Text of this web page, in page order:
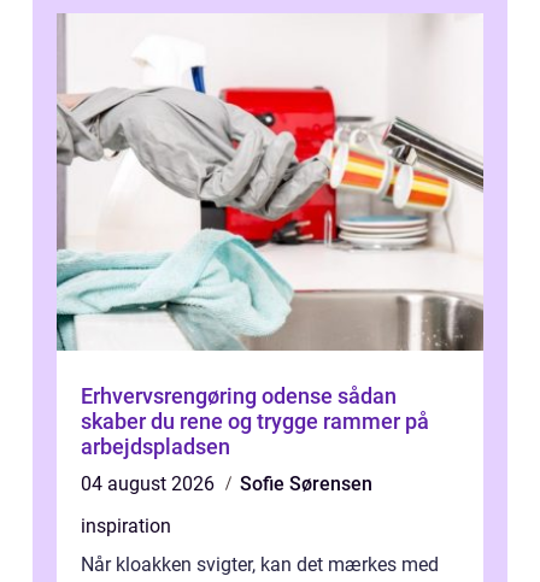
Erhvervsrengøring odense sådan
skaber du rene og trygge rammer på
arbejdspladsen
04 august 2026
Sofie Sørensen
inspiration
Når kloakken svigter, kan det mærkes med